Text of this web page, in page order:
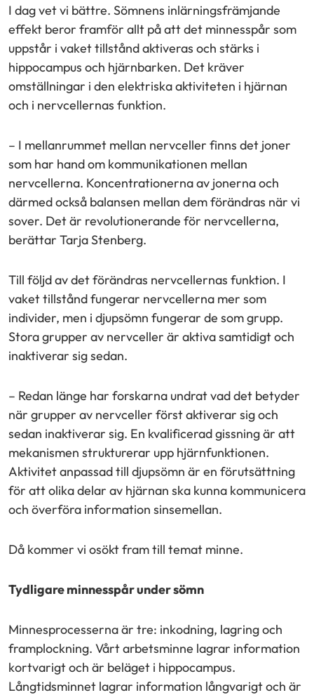
I dag vet vi bättre. Sömnens inlärningsfrämjande
effekt beror framför allt på att det minnesspår som
uppstår i vaket tillstånd aktiveras och stärks i
hippocampus och hjärnbarken. Det kräver
omställningar i den elektriska aktiviteten i hjärnan
och i nervcellernas funktion.
– I mellanrummet mellan nervceller finns det joner
som har hand om kommunikationen mellan
nervcellerna. Koncentrationerna av jonerna och
därmed också balansen mellan dem förändras när vi
sover. Det är revolutionerande för nervcellerna,
berättar Tarja Stenberg.
Till följd av det förändras nervcellernas funktion. I
vaket tillstånd fungerar nervcellerna mer som
individer, men i djupsömn fungerar de som grupp.
Stora grupper av nervceller är aktiva samtidigt och
inaktiverar sig sedan.
– Redan länge har forskarna undrat vad det betyder
när grupper av nervceller först aktiverar sig och
sedan inaktiverar sig. En kvalificerad gissning är att
mekanismen strukturerar upp hjärnfunktionen.
Aktivitet anpassad till djupsömn är en förutsättning
för att olika delar av hjärnan ska kunna kommunicera
och överföra information sinsemellan.
Då kommer vi osökt fram till temat minne.
Tydligare minnesspår under sömn
Minnesprocesserna är tre: inkodning, lagring och
framplockning. Vårt arbetsminne lagrar information
kortvarigt och är beläget i hippocampus.
Långtidsminnet lagrar information långvarigt och är